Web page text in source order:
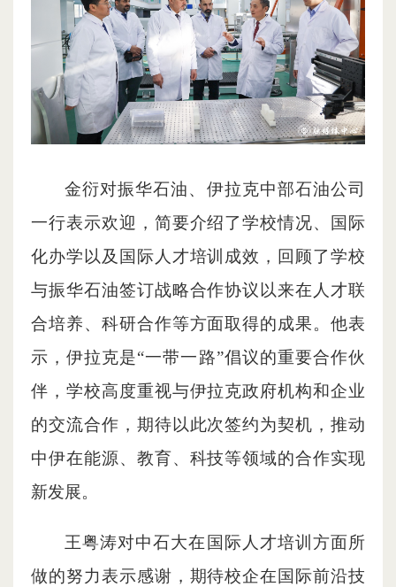
金衍对振华石油、伊拉克中部石油公司
一行表示欢迎，简要介绍了学校情况、国际
化办学以及国际人才培训成效，回顾了学校
与振华石油签订战略合作协议以来在人才联
合培养、科研合作等方面取得的成果。他表
示，伊拉克是“一带一路”倡议的重要合作伙
伴，学校高度重视与伊拉克政府机构和企业
的交流合作，期待以此次签约为契机，推动
中伊在能源、教育、科技等领域的合作实现
新发展。
王粤涛对中石大在国际人才培训方面所
做的努力表示感谢，期待校企在国际前沿技